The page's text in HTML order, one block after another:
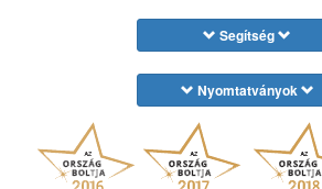
Segítség
Nyomtatványok